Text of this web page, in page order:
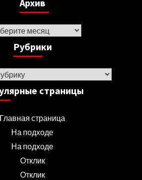
Архив
Рубрики
страницы
Главная страница
На подходе
На подходе
Отклик
Отклик